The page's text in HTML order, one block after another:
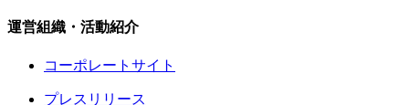
運営組織・活動紹介
コーポレートサイト
プレスリリース